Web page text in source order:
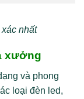
nhất
xưởng
và phong
loại đèn led,